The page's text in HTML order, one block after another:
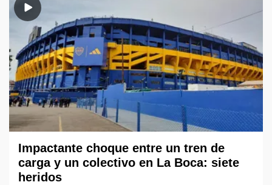
Impactante choque entre un tren de
carga y un colectivo en La Boca: siete
heridos